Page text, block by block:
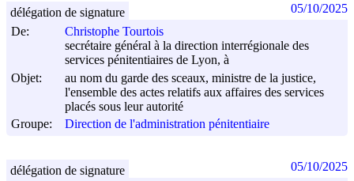
De:
Christophe Tourtois
secrétaire général à la direction interrégionale des
services pénitentiaires de Lyon, à
Objet:
au nom du garde des sceaux, ministre de la justice,
l'ensemble des actes relatifs aux affaires des services
placés sous leur autorité
Groupe:
Direction de l'administration pénitentiaire
délégation de signature 05/10/2025
délégation de signature 05/10/2025